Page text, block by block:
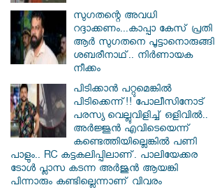
സു​ഗതന്റെ അവധി
റദ്ദാക്കണം...കാപ്പാ കേസ് പ്രതി
ആർ സു​ഗതനെ പൂട്ടാനൊരുങ്ങി
ശബരീനാഥ്.. നിർണായക
നീക്കം
പിടിക്കാൻ പറ്റുമെങ്കിൽ
പിടിക്കെന്ന്!! പോലീസിനോട്
പരസ്യ വെല്ലുവിളിച്ച് ഒളിവിൽ..
അർജ്ജുൻ എവിടെയെന്ന്
കണ്ടെത്തിയില്ലെങ്കിൽ പണി
പാളും.. RC കട്ടകലിപ്പിലാണ്. പാലിയേക്കര
ടോൾ പ്ലാസ കടന്ന അർജുൻ ആയങ്കി
പിന്നാരും കണ്ടില്ലെന്നാണ് വിവരം